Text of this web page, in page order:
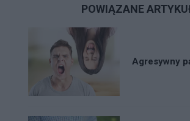
POWIĄZANE
Agresywny